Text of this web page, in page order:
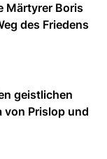
Märtyrer Boris
des Friedens
geistlichen
von Prislop und